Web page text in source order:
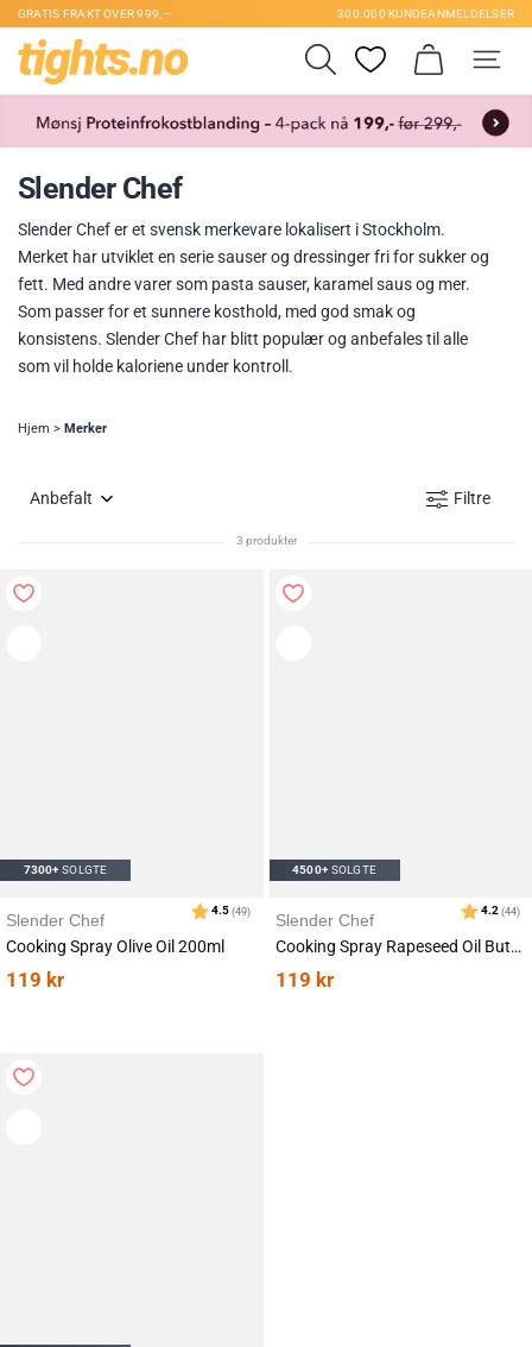
GRATIS FRAKT OVER 999,– 300.000 KUNDEANMELDELSER
Slender Chef
Slender Chef er et svensk merkevare lokalisert i Stockholm.
Merket har utviklet en serie sauser og dressinger fri for sukker og
fett. Med andre varer som pasta sauser, karamel saus og mer.
Som passer for et sunnere kosthold, med god smak og
konsistens. Slender Chef har blitt populær og anbefales til alle
som vil holde kaloriene under kontroll.
Hjem > Merker
Anbefalt Filtre
3 produkter
7300+SOLGTE
Slender Chef
Cooking Spray Olive Oil 200ml
119 kr
4500+SOLGTE
Slender Chef
Cooking Spray Rapeseed Oil Butter 200ml
119 kr